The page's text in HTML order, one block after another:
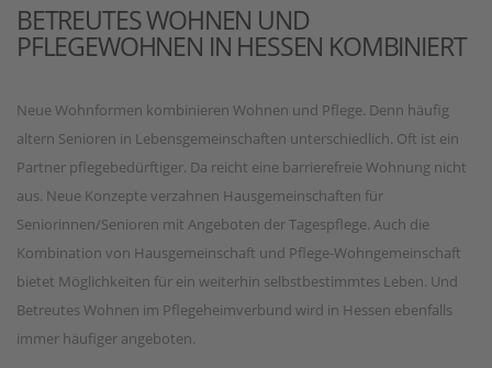
BETREUTES WOHNEN UND
PFLEGEWOHNEN IN HESSEN KOMBINIERT
Neue Wohnformen kombinieren Wohnen und Pflege. Denn häufig
altern Senioren in Lebensgemeinschaften unterschiedlich. Oft ist ein
Partner pflegebedürftiger. Da reicht eine barrierefreie Wohnung nicht
aus. Neue Konzepte verzahnen Hausgemeinschaften für
Seniorinnen/Senioren mit Angeboten der Tagespflege. Auch die
Kombination von Hausgemeinschaft und Pflege-Wohngemeinschaft
bietet Möglichkeiten für ein weiterhin selbstbestimmtes Leben. Und
Betreutes Wohnen im Pflegeheimverbund wird in Hessen ebenfalls
immer häufiger angeboten.